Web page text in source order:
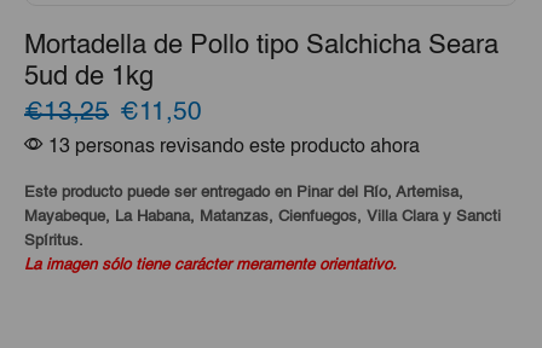
Mortadella de Pollo tipo Salchicha Seara
5ud de 1kg
€13,25 El
precio
original
€13,25.
€11,50
precio
actual
€11,50.
13 personas revisando este producto ahora
Este producto puede ser entregado en Pinar del Río, Artemisa,
Mayabeque, La Habana, Matanzas, Cienfuegos, Villa Clara y Sancti
Spíritus.
La imagen sólo tiene carácter meramente orientativo.